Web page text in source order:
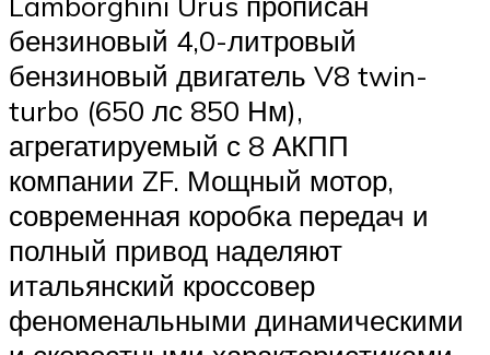
бензиновый 4,0-литровый
бензиновый двигатель V8 twin-
turbo (650 лс 850 Нм),
агрегатируемый с 8 АКПП
компании ZF. Мощный мотор,
современная коробка передач и
полный привод наделяют
итальянский кроссовер
феноменальными динамическими